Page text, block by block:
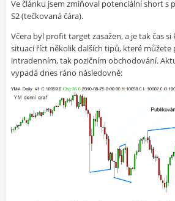
Ve článku jsem zmiňoval potenciální short s
S2 (tečkovaná čára).
Včera byl profit target zasažen, a je tak čas
situaci říct několik dalších tipů, které můžete
intradenním, tak pozičním obchodování.
vypadá dnes ráno následovně: